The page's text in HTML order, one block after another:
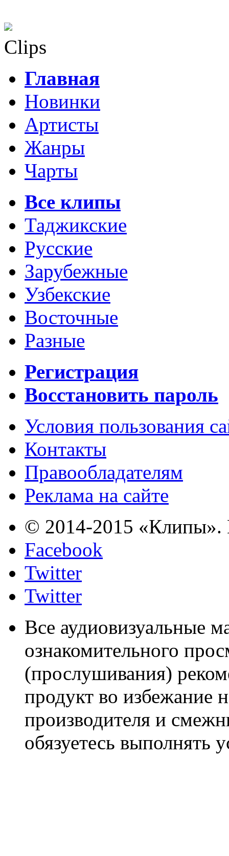
Clips
Главная
Новинки
Артисты
Жанры
Чарты
Все клипы
Таджикские
Русские
Зарубежные
Узбекские
Восточные
Разные
Регистрация
Восстановить пароль
Условия пользования
Контакты
Правообладателям
Реклама на сайте
© 2014-2015 «Клипы».
Facebook
Twitter
Twitter
Все аудиовизуальные
ознакомительного
(прослушивания)
продукт во избежание
производителя и
обязуетесь выполнять